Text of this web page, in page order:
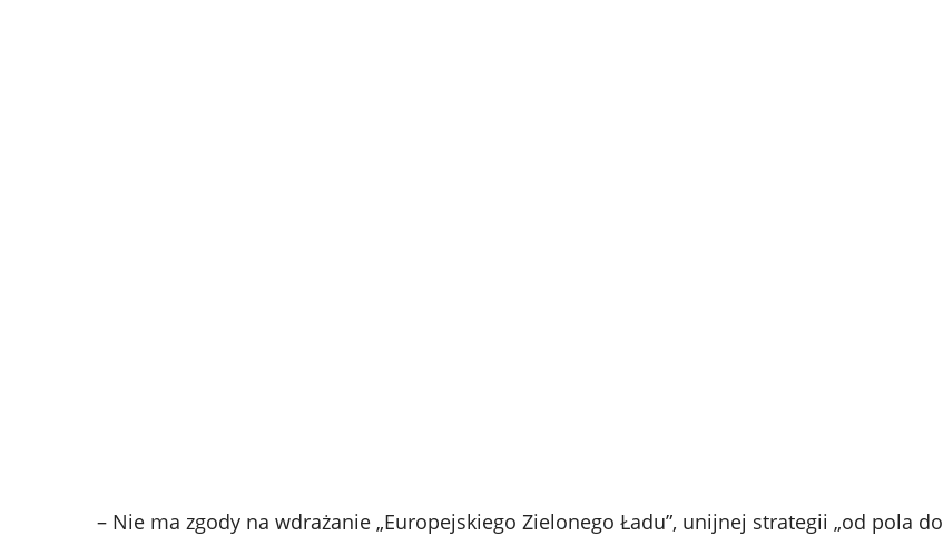
– Nie ma zgody na wdrażanie „Europejskiego Zielonego Ładu”, unijnej strategii „od pola do